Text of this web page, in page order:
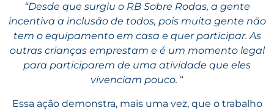
“Desde que surgiu o RB Sobre Rodas, a gente
incentiva a inclusão de todos, pois muita gente não
tem o equipamento em casa e quer participar. As
outras crianças emprestam e é um momento legal
para participarem de uma atividade que eles
vivenciam pouco. “
Essa ação demonstra, mais uma vez, que o trabalho